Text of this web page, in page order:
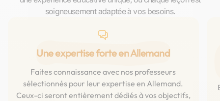
soigneusement adaptée à vos besoins.
Une expertise forte en Allemand
Faites connaissance avec nos professeurs
sélectionnés pour leur expertise en Allemand.
Ceux-ci seront entièrement dédiés à vos objectifs,